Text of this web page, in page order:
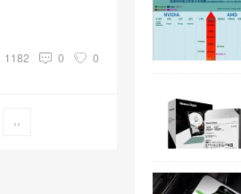
1182 0 0
››